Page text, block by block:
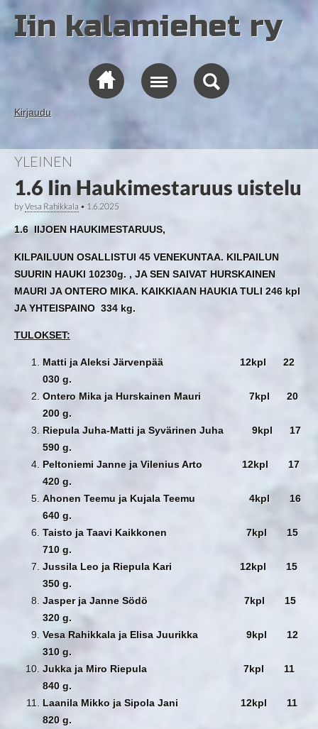
Iin kalamiehet ry
Kirjaudu
YLEINEN
1.6 Iin Haukimestaruus uistelu
byVesa Rahikkala • 1.6.2025
1.6 IIJOEN HAUKIMESTARUUS,
KILPAILUUN OSALLISTUI 45 VENEKUNTAA. KILPAILUN
SUURIN HAUKI 10230g. , JA SEN SAIVAT HURSKAINEN
MAURI JA ONTERO MIKA. KAIKKIAAN HAUKIA TULI 246 kpl
JA YHTEISPAINO 334 kg.
TULOKSET:
Matti ja Aleksi Järvenpää 12kpl 22
030 g.
Ontero Mika ja Hurskainen Mauri 7kpl 20
200 g.
Riepula Juha-Matti ja Syvärinen Juha 9kpl 17
590 g.
Peltoniemi Janne ja Vilenius Arto 12kpl 17
420 g.
Ahonen Teemu ja Kujala Teemu 4kpl 16
640 g.
Taisto ja Taavi Kaikkonen 7kpl 15
710 g.
Jussila Leo ja Riepula Kari 12kpl 15
350 g.
Jasper ja Janne Södö 7kpl 15
320 g.
Vesa Rahikkala ja Elisa Juurikka 9kpl 12
310 g.
Jukka ja Miro Riepula 7kpl 11
840 g.
Laanila Mikko ja Sipola Jani 12kpl 11
820 g.